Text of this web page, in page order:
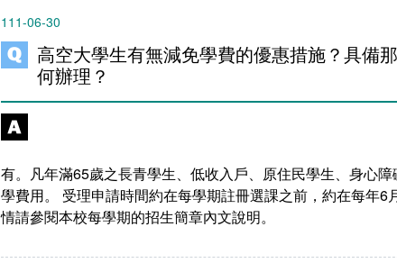
111-06-30
高空大學生有無減免學費的優惠措施？具備
何辦理？
有。凡年滿65歲之長青學生、低收入戶、原住民學生、身心
學費用。 受理申請時間約在每學期註冊選課之前，約在每年
情請參閱本校每學期的招生簡章內文說明。